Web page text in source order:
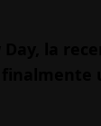
la